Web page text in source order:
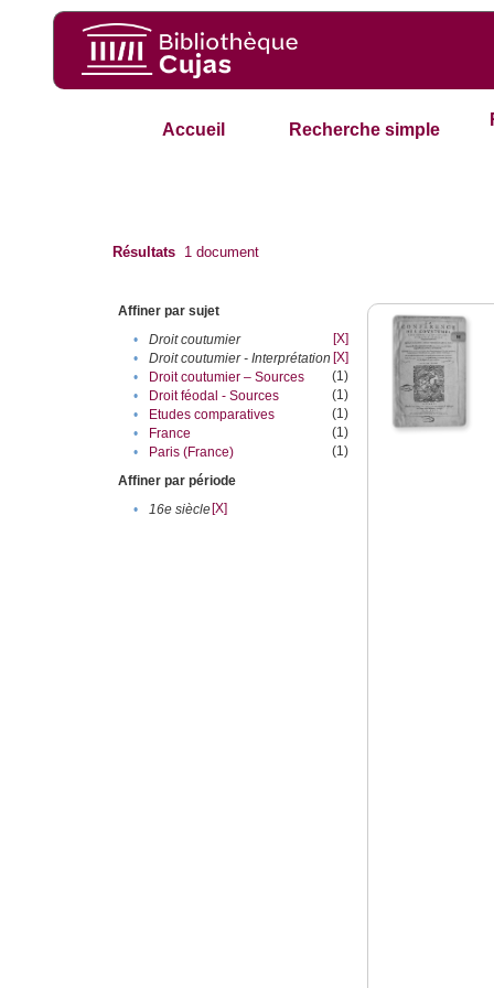
Accueil Recherche simple
Résultats 1 document
Affiner par sujet
•
Droit coutumier
[X]
•
Droit coutumier - Interprétation [X]
•
Droit coutumier – Sources
(1)
•
Droit féodal - Sources
(1)
•
Etudes comparatives
(1)
•
France
(1)
•
Paris (France)
(1)
Affiner par période
•
16e siècle[X]